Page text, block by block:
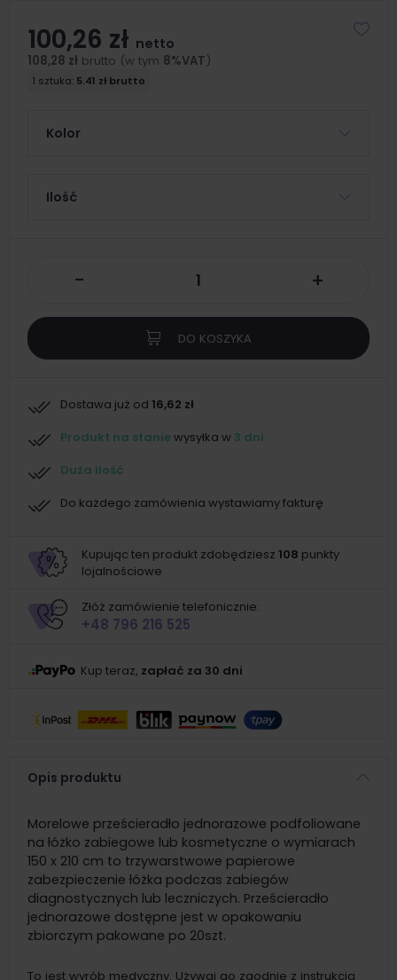
100,26 zł netto
108,28 zł brutto (w tym 8%VAT)
1 sztuka: 5.41 zł brutto
Kolor
Ilość
- +
DO KOSZYKA
Dostawa już od 16,62 zł
Produkt na staniewysyłka w 3 dni
Duża ilość
Do każdego zamówienia wystawiamy fakturę
Kupując ten produkt zdobędziesz 108 punkty
lojalnościowe
Złóż zamówienie telefonicznie:
+48 796 216 525
Kup teraz, zapłać za 30 dni
Opis produktu
Morelowe prześcieradło jednorazowe podfoliowane
na łóżko zabiegowe lub kosmetyczne o wymiarach
150 x 210 cm to trzywarstwowe papierowe
zabezpieczenie łóżka podczas zabiegów
diagnostycznych lub leczniczych. Prześcieradło
jednorazowe dostępne jest w opakowaniu
zbiorczym pakowane po 20szt.
To jest wyrób medyczny. Używaj go zgodnie z instrukcją